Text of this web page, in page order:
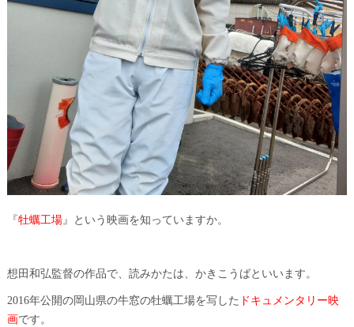
『牡蠣工場』という映画を知っていますか。
想田和弘監督の作品で、読みかたは、かきこうばといいます。
2016年公開の岡山県の牛窓の牡蠣工場を写した ドキュメンタリー映
画です。